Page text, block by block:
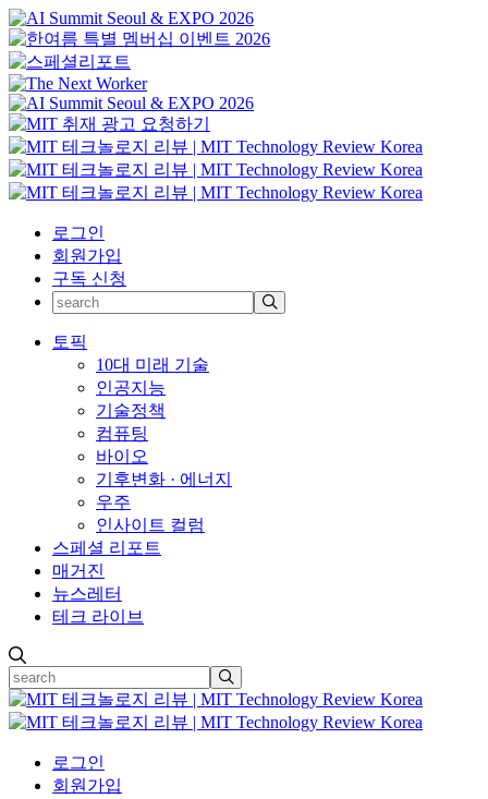
로그인
회원가입
구독 신청
토픽
10대 미래 기술
인공지능
기술정책
컴퓨팅
바이오
기후변화 · 에너지
우주
인사이트 컬럼
스페셜 리포트
매거진
뉴스레터
테크 라이브
로그인
회원가입